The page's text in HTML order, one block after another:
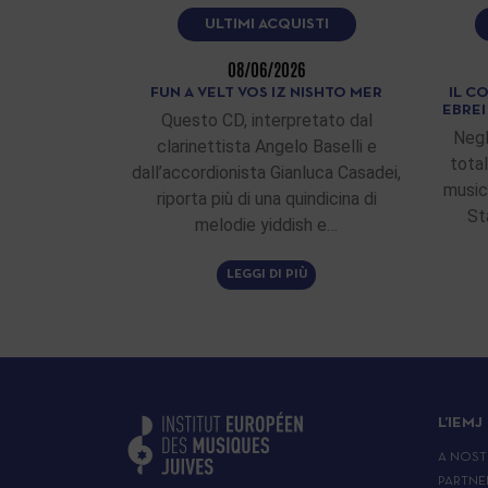
ULTIMI ACQUISTI
08/06/2026
FUN A VELT VOS IZ NISHTO MER
Questo CD, interpretato dal
clarinettista Angelo Baselli e
dall’accordionista Gianluca Casadei,
riporta più di una quindicina di
melodie yiddish e…
LEGGI DI PIÙ
IL
L’IEMJ
A